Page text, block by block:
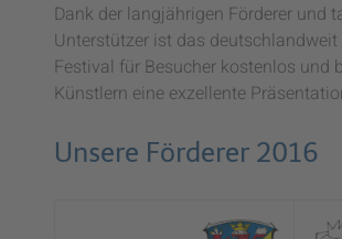
Dank der langjährigen Förderer und
Unterstützer ist das
Festival für Besucher kostenlos und
Künstlern eine exzellente
Unsere Förderer 2016